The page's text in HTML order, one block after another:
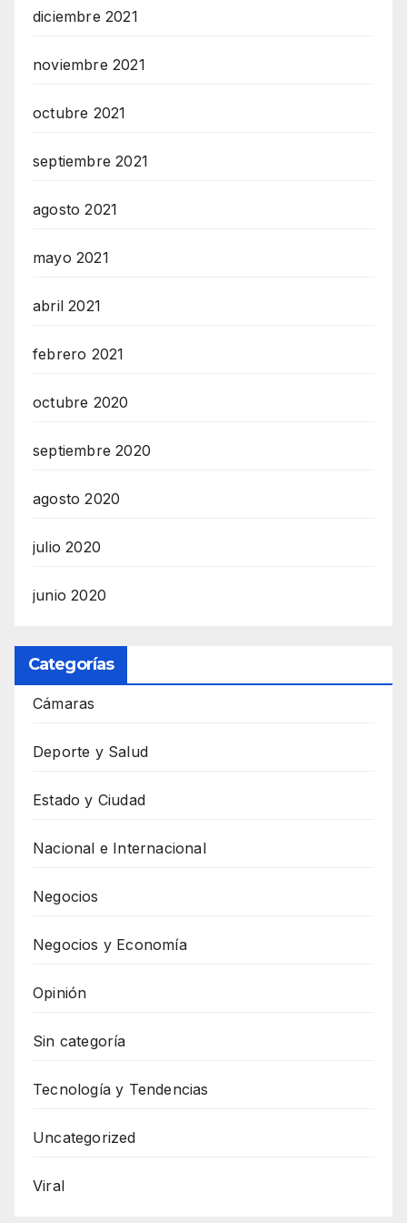
diciembre 2021
noviembre 2021
octubre 2021
septiembre 2021
agosto 2021
mayo 2021
abril 2021
febrero 2021
octubre 2020
septiembre 2020
agosto 2020
julio 2020
junio 2020
Categorías
Cámaras
Deporte y Salud
Estado y Ciudad
Nacional e Internacional
Negocios
Negocios y Economía
Opinión
Sin categoría
Tecnología y Tendencias
Uncategorized
Viral